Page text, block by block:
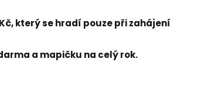
který se hradí pouze při zahájení
a mapičku na celý rok.